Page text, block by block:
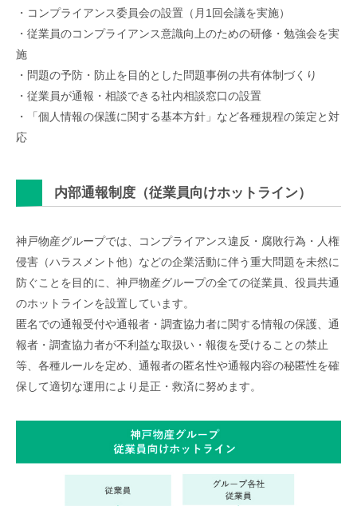
・コンプライアンス委員会の設置（月1回会議を実施）
・従業員のコンプライアンス意識向上のための研修・勉強会を実
施
・問題の予防・防止を目的とした問題事例の共有体制づくり
・従業員が通報・相談できる社内相談窓口の設置
・「個人情報の保護に関する基本方針」など各種規程の策定と対
応
内部通報制度（従業員向けホットライン）
神戸物産グループでは、コンプライアンス違反・腐敗行為・人権
侵害（ハラスメント他）などの企業活動に伴う重大問題を未然に
防ぐことを目的に、神戸物産グループの全ての従業員、役員共通
のホットラインを設置しています。
匿名での通報受付や通報者・調査協力者に関する情報の保護、通
報者・調査協力者が不利益な取扱い・報復を受けることの禁止
等、各種ルールを定め、通報者の匿名性や通報内容の秘匿性を確
保して適切な運用により是正・救済に努めます。